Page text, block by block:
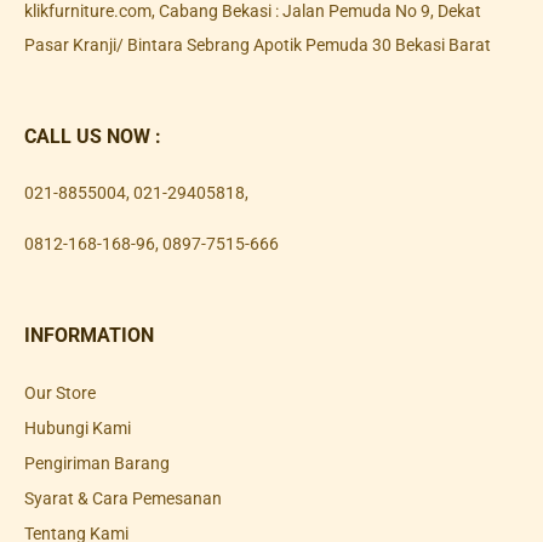
klikfurniture.com, Cabang Bekasi : Jalan Pemuda No 9, Dekat
Pasar Kranji/ Bintara Sebrang Apotik Pemuda 30 Bekasi Barat
CALL US NOW :
021-8855004, 021-29405818,
0812-168-168-96, 0897-7515-666
INFORMATION
Our Store
Hubungi Kami
Pengiriman Barang
Syarat & Cara Pemesanan
Tentang Kami